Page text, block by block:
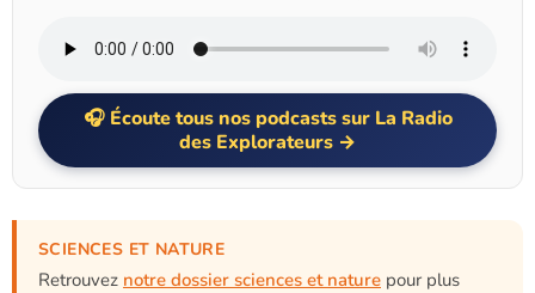
Écoute tous nos podcasts sur La Radio
des Explorateurs →
SCIENCES ET NATURE
Retrouvez notre dossier sciences et nature pour plus